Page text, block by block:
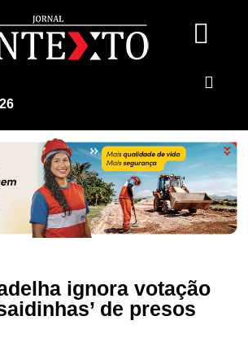
ignora votação
de presos